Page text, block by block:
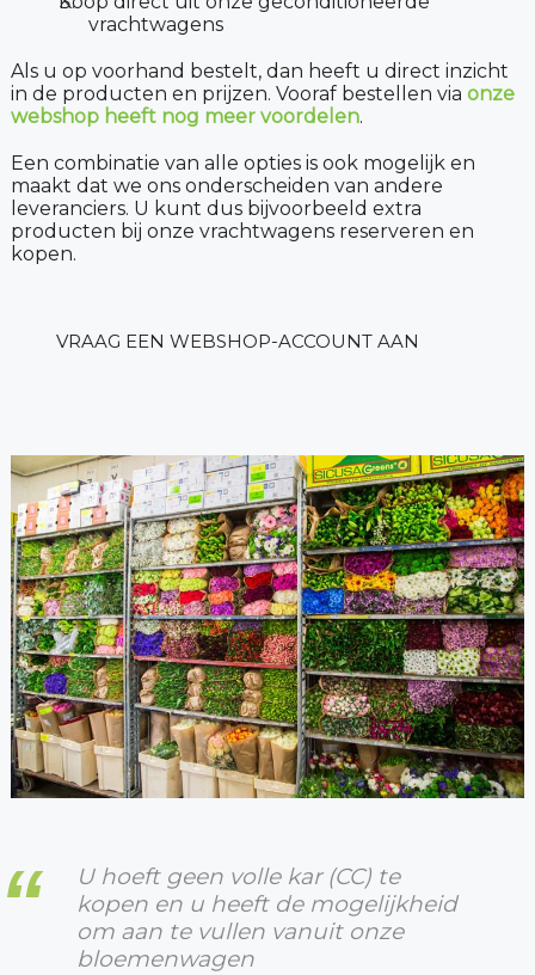
vrachtwagens
Als u op voorhand bestelt, dan heeft u direct inzicht
in de producten en prijzen. Vooraf bestellen via onze
webshop heeft nog meer voordelen.
Een combinatie van alle opties is ook mogelijk en
maakt dat we ons onderscheiden van andere
leveranciers. U kunt dus bijvoorbeeld extra
producten bij onze vrachtwagens reserveren en
kopen.
VRAAG EEN WEBSHOP-ACCOUNT AAN
U hoeft geen volle kar (CC) te
kopen en u heeft de mogelijkheid
om aan te vullen vanuit onze
bloemenwagen